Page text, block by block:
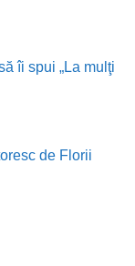
îi spui „La mulţi
de Florii